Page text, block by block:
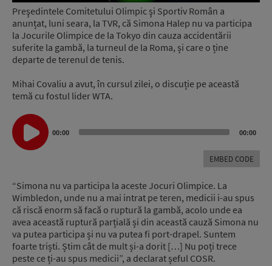
Preşedintele Comitetului Olimpic şi Sportiv Român a
anunțat, luni seara, la TVR, că Simona Halep nu va participa
la Jocurile Olimpice de la Tokyo din cauza accidentării
suferite la gambă, la turneul de la Roma, și care o ține
departe de terenul de tenis.
Mihai Covaliu a avut, în cursul zilei, o discuție pe această
temă cu fostul lider WTA.
Audio
Player
00:00 00:00
EMBED CODE
“Simona nu va participa la aceste Jocuri Olimpice. La
Wimbledon, unde nu a mai intrat pe teren, medicii i-au spus
că riscă enorm să facă o ruptură la gambă, acolo unde ea
avea această ruptură parțială și din această cauză Simona nu
va putea participa și nu va putea fi port-drapel. Suntem
foarte triști. Știm cât de mult și-a dorit […] Nu poți trece
peste ce ți-au spus medicii”, a declarat șeful COSR.